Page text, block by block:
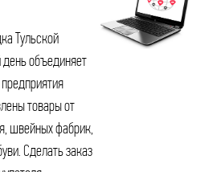
Тульской
объединяет
товары от
швейных фабрик,
Сделать заказ